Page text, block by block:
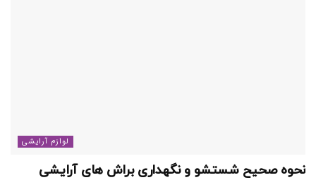
لوازم آرایشی
نحوه صحیح شستشو و نگهداری براش های آرایشی